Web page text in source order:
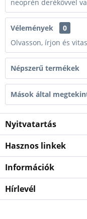
XL Black/Grey
XXL
Black
XXL
Black/Grey
neoprén derékövvel
Vélemények
0
Olvasson, írjon és
Népszerű termékek
Mások által
Nyitvatartás
Hasznos linkek
Információk
Hírlevél